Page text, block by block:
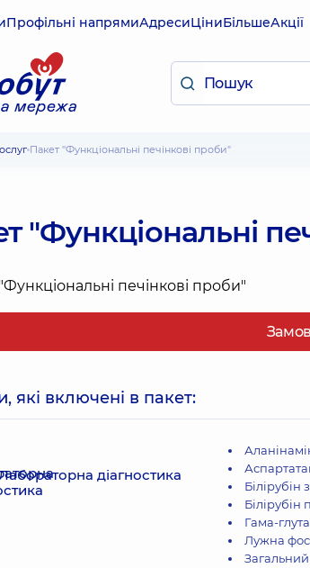
Профільні напрямиАдресиЦіниБільшеАкції
Пакет "Функціональні печінкові проби"
"Функціональні
які включені в пакет:
діагностика
Білірубін
Білірубін
Гама-
Лужна
Загальний